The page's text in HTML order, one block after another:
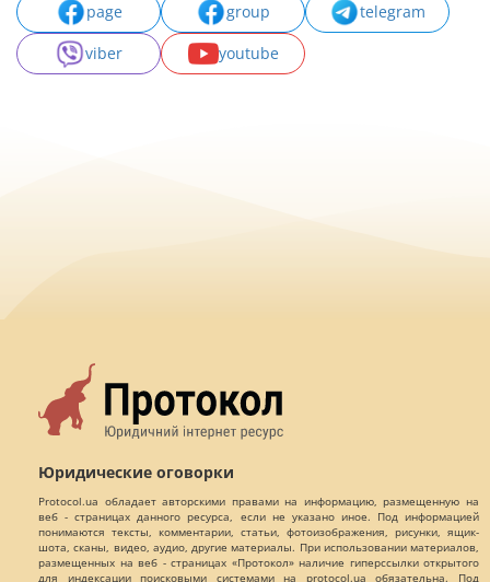
page group
telegram
viber
youtube
Юридические оговорки
Protocol.ua обладает авторскими правами на информацию, размещенную на
веб - страницах данного ресурса, если не указано иное. Под информацией
понимаются тексты, комментарии, статьи, фотоизображения, рисунки, ящик-
шота, сканы, видео, аудио, другие материалы. При использовании материалов,
размещенных на веб - страницах «Протокол» наличие гиперссылки открытого
для индексации поисковыми системами на protocol.ua обязательна. Под